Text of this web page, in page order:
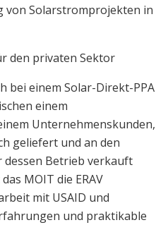
von Solarstromprojekten in
den privaten Sektor
bei einem Solar-Direkt-PPA
einem
Unternehmenskunden,
geliefert und an den
Betrieb verkauft
MOIT die ERAV
mit USAID und
und praktikable